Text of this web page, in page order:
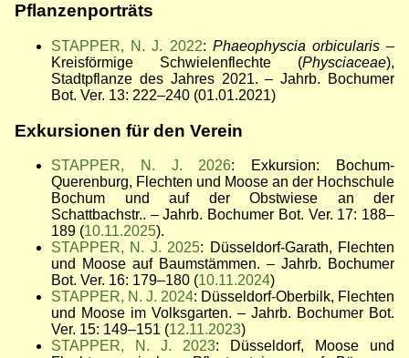
Pflanzenporträts
STAPPER, N. J. 2022: Phaeophyscia orbicularis–
Kreisförmige Schwielenflechte (Physciaceae),
Stadtpflanze des Jahres 2021. – Jahrb. Bochumer
Bot. Ver. 13: 222–240 (01.01.2021)
Exkursionen für den Verein
STAPPER, N. J. 2026: Exkursion: Bochum-
Querenburg, Flechten und Moose an der Hochschule
Bochum und auf der Obstwiese an der
Schattbachstr.. – Jahrb. Bochumer Bot. Ver. 17: 188–
189 (10.11.2025).
STAPPER, N. J. 2025: Düsseldorf-Garath, Flechten
und Moose auf Baumstämmen. – Jahrb. Bochumer
Bot. Ver. 16: 179–180 (10.11.2024)
STAPPER, N. J. 2024: Düsseldorf-Oberbilk, Flechten
und Moose im Volksgarten. – Jahrb. Bochumer Bot.
Ver. 15: 149–151 (12.11.2023)
STAPPER, N. J. 2023: Düsseldorf, Moose und